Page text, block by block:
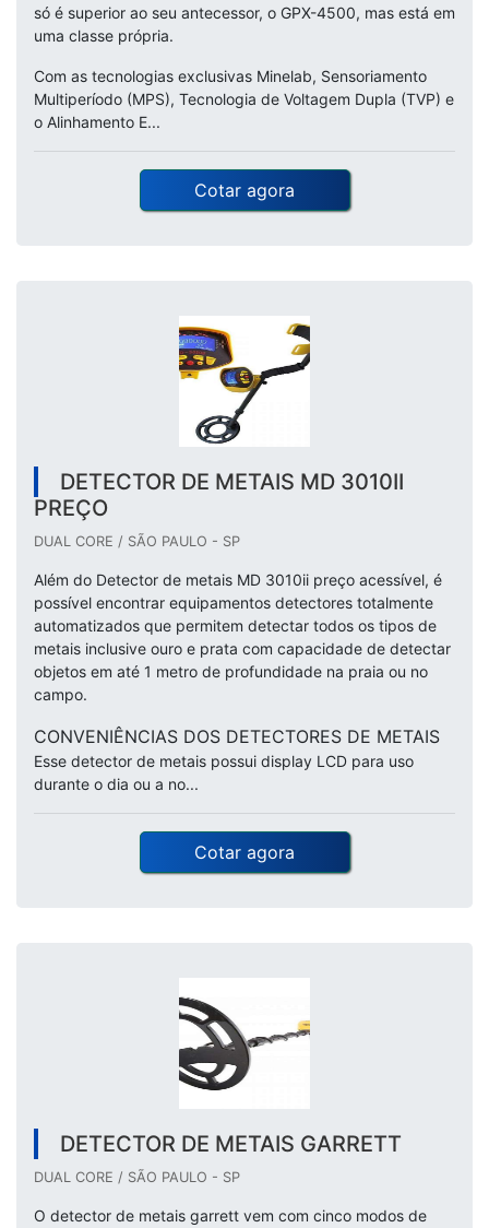
só é superior ao seu antecessor, o GPX-4500, mas está em
uma classe própria.
Com as tecnologias exclusivas Minelab, Sensoriamento
Multiperíodo (MPS), Tecnologia de Voltagem Dupla (TVP) e
o Alinhamento E...
Cotar agora
DETECTOR DE METAIS MD 3010II
PREÇO
DUAL CORE / SÃO PAULO - SP
Além do Detector de metais MD 3010ii preço acessível, é
possível encontrar equipamentos detectores totalmente
automatizados que permitem detectar todos os tipos de
metais inclusive ouro e prata com capacidade de detectar
objetos em até 1 metro de profundidade na praia ou no
campo.
CONVENIÊNCIAS DOS DETECTORES DE METAIS
Esse detector de metais possui display LCD para uso
durante o dia ou a no...
Cotar agora
DETECTOR DE METAIS GARRETT
DUAL CORE / SÃO PAULO - SP
O detector de metais garrett vem com cinco modos de